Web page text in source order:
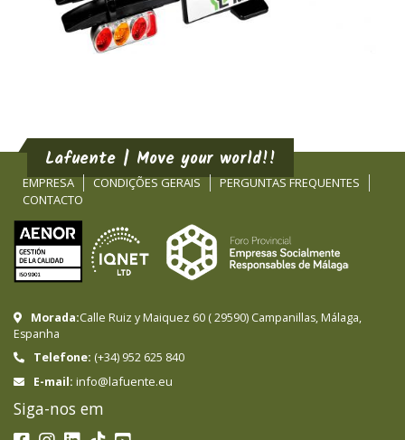
Lafuente | Move your world!!
EMPRESA CONDIÇÕES GERAIS
PERGUNTAS FREQUENTES
CONTACTO
Morada:Calle Ruiz y Maiquez 60 (29590) Campanillas, Málaga,
Espanha
Telefone: (+34) 952 625 840
E-mail: info@lafuente.eu
Siga-nos em